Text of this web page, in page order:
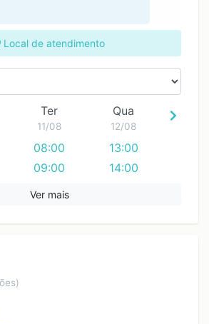
Local de atendimento
Ter
11/08
08:00
09:00
10:00
Qua
12/08
13:00
14:00
Ver mais